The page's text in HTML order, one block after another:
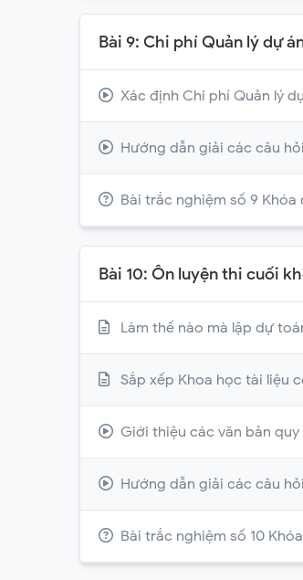
Bài 9: Chi phí Quản lý dự
Xác định Chi phí Quản lý
Hướng dẫn giải các câu
Bài trắc nghiệm số 9
Bài 10: Ôn luyện thi cuối
Làm thế nào mà lập dự
Sắp xếp Khoa học tài liệu
Giới thiệu các văn bản
Hướng dẫn giải các câu
Bài trắc nghiệm số 10